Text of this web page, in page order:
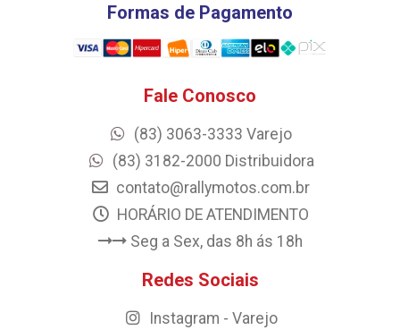
Formas de Pagamento
Fale Conosco
(83) 3063-3333 Varejo
(83) 3182-2000 Distribuidora
contato@rallymotos.com.br
HORÁRIO DE ATENDIMENTO
Seg a Sex, das 8h ás 18h
Redes Sociais
Instagram - Varejo